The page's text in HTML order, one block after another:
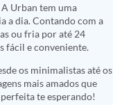
Urban tem uma
a dia. Contando com a
ou fria por até 24
fácil e conveniente.
os minimalistas até os
mais amados que
te esperando!